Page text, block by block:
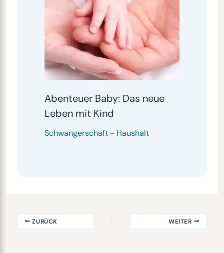
Abenteuer Baby: Das neue
Leben mit Kind
Schwangerschaft- Haushalt
ZURÜCK WEITER